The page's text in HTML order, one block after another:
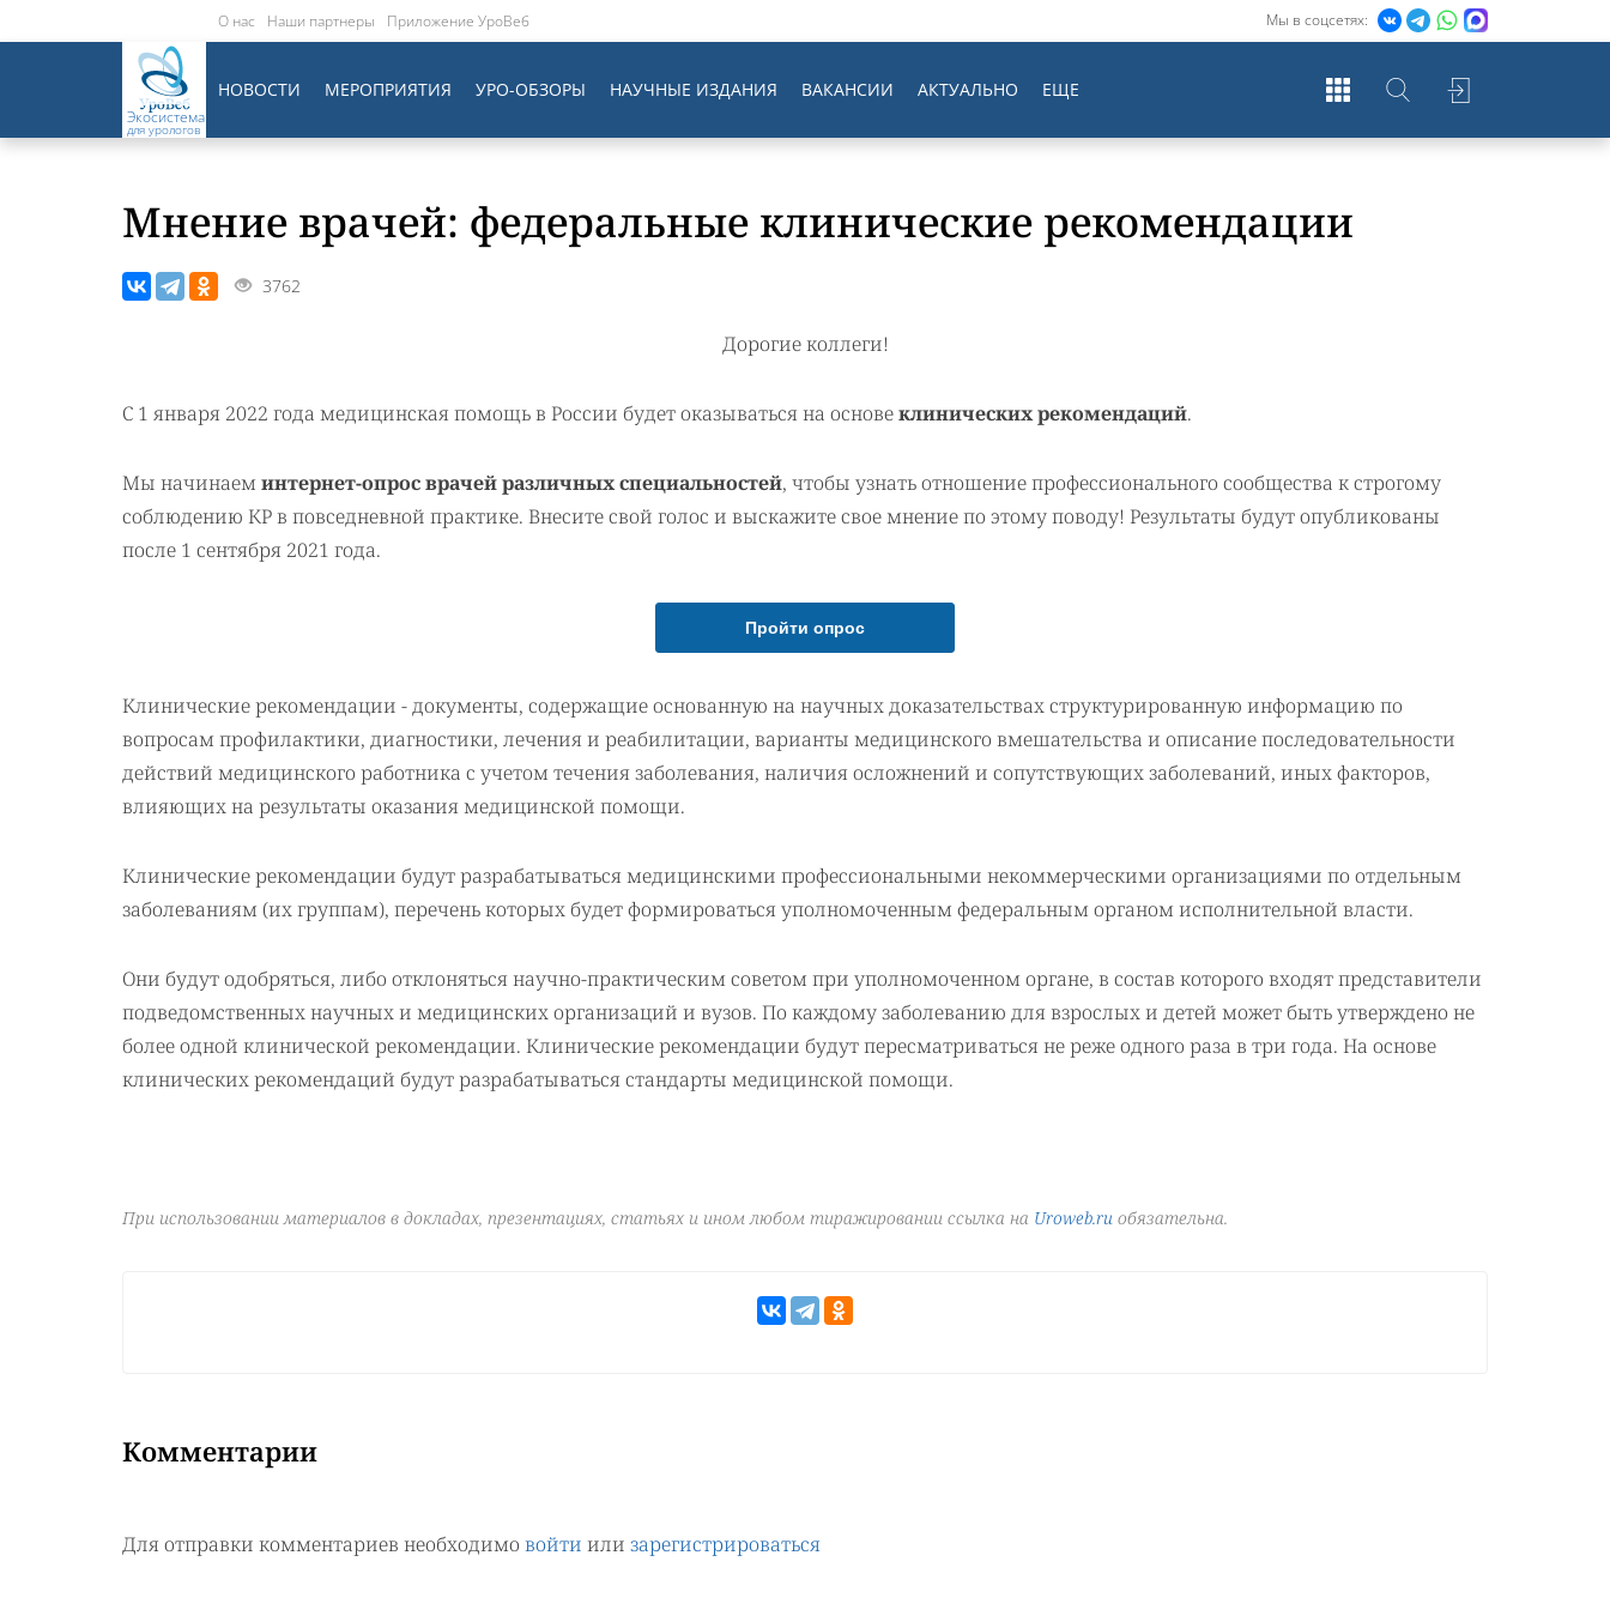
Мы в соцсетях:
О нас Наши партнеры Приложение УроВеб
Экосистема
для урологов
НОВОСТИ МЕРОПРИЯТИЯ УРО-ОБЗОРЫ НАУЧНЫЕ ИЗДАНИЯ ВАКАНСИИ АКТУАЛЬНО ЕЩЕ
Мнение врачей: федеральные клинические рекомендации
3762
Дорогие коллеги!
С 1 января 2022 года медицинская помощь в России будет оказываться на основеклинических рекомендаций.
Мы начинаем интернет-опрос врачей различных специальностей, чтобы узнать отношение профессионального сообщества к строгому
соблюдению КР в повседневной практике. Внесите свой голос и выскажите свое мнение по этому поводу! Результаты будут опубликованы
после 1 сентября 2021 года.
Пройти опрос
Клинические рекомендации - документы, содержащие основанную на научных доказательствах структурированную информацию по
вопросам профилактики, диагностики, лечения и реабилитации, варианты медицинского вмешательства и описание последовательности
действий медицинского работника с учетом течения заболевания, наличия осложнений и сопутствующих заболеваний, иных факторов,
влияющих на результаты оказания медицинской помощи.
Клинические рекомендации будут разрабатываться медицинскими профессиональными некоммерческими организациями по отдельным
заболеваниям (их группам), перечень которых будет формироваться уполномоченным федеральным органом исполнительной власти.
Они будут одобряться, либо отклоняться научно-практическим советом при уполномоченном органе, в состав которого входят представители
подведомственных научных и медицинских организаций и вузов. По каждому заболеванию для взрослых и детей может быть утверждено не
более одной клинической рекомендации. Клинические рекомендации будут пересматриваться не реже одного раза в три года. На основе
клинических рекомендаций будут разрабатываться стандарты медицинской помощи.
При использовании материалов в докладах, презентациях, статьях и ином любом тиражировании ссылка на Uroweb.ru обязательна.
Комментарии
Для отправки комментариев необходимо войти или зарегистрироваться